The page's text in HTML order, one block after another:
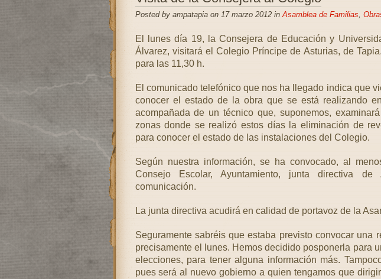
Posted by ampatapia on 17 marzo 2012 inAsamblea de Familias,
El lunes día 19, la Consejera de Educación y
Álvarez, visitará el Colegio Príncipe de Asturias, de
para las 11,30 h.
El comunicado telefónico que nos ha llegado indica que
conocer el estado de la obra que se está realizando
acompañada de un técnico que, suponemos,
zonas donde se realizó estos días la eliminación de
para conocer el estado de las instalaciones del Colegio.
Según nuestra información, se ha convocado, al
Consejo Escolar, Ayuntamiento, junta directiva
comunicación.
La junta directiva acudirá en calidad de portavoz de la
Seguramente sabréis que estaba previsto convocar una
precisamente el lunes. Hemos decidido posponerla para
elecciones, para tener alguna información más.
pues será al nuevo gobierno a quien tengamos que